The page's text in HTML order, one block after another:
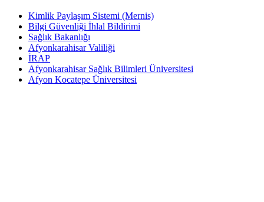
Kimlik Paylaşım Sistemi (Mernis)
Bilgi Güvenliği İhlal Bildirimi
Sağlık Bakanlığı
Afyonkarahisar Valiliği
İRAP
Afyonkarahisar Sağlık Bilimleri Üniversitesi
Afyon Kocatepe Üniversitesi